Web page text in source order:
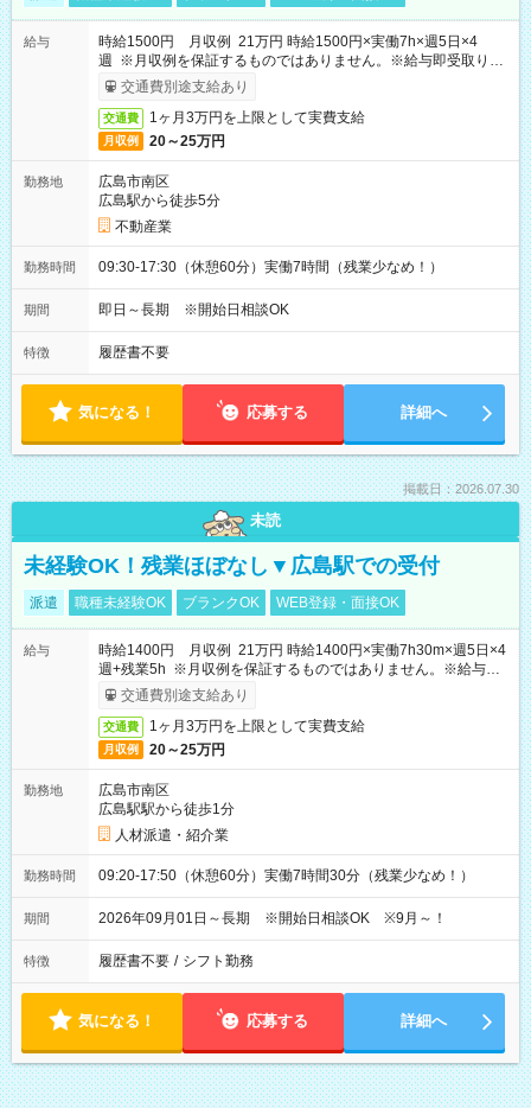
給与
時給1500円 月収例 21万円 時給1500円×実働7h×週5日×4
週 ※月収例を保証するものではありません。※給与即受取りサ
ービス利用可（利用条件有）
交通費別途支給あり
交通費 1ヶ月3万円を上限として実費支給
月収例 20～25万円
勤務地
広島市南区
広島駅から徒歩5分
不動産業
勤務時間 09:30-17:30（休憩60分）実働7時間（残業少なめ！）
期間 即日～長期 ※開始日相談OK
特徴 履歴書不要
気になる！ 応募する 詳細へ
掲載日：2026.07.30
未読
未経験OK！残業ほぼなし▼広島駅での受付
派遣 職種未経験OK ブランクOK WEB登録・面接OK
給与
時給1400円 月収例 21万円 時給1400円×実働7h30m×週5日×4
週+残業5h ※月収例を保証するものではありません。※給与即
受取りサービス利用可（利用条件有）
交通費別途支給あり
交通費 1ヶ月3万円を上限として実費支給
月収例 20～25万円
勤務地
広島市南区
広島駅駅から徒歩1分
人材派遣・紹介業
勤務時間 09:20-17:50（休憩60分）実働7時間30分（残業少なめ！）
期間 2026年09月01日～長期 ※開始日相談OK ※9月～！
特徴 履歴書不要 / シフト勤務
気になる！ 応募する 詳細へ